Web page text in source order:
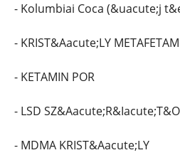
- Kolumbiai Coca (&uacute;j
- KRIST&Aacute;LY
- KETAMIN POR
- LSD
- MDMA KRIST&Aacute;LY